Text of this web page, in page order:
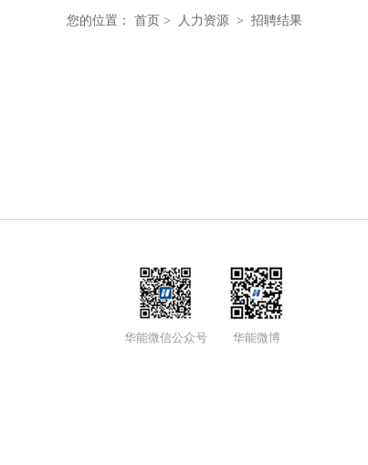
您的位置： 首页 > 人力资源 > 招聘结果
华能微信公众号 华能微博